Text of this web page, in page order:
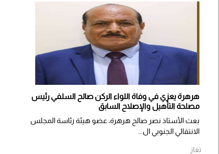
هرهرة يعزي في وفاة اللواء الركن صالح السلفي رئيس
مصلحة التأهيل والإصلاح السابق
بعث الأستاذ نصر صالح هرهرة، عضو هيئة رئاسة المجلس
الانتقالي الجنوبي ال...
تعاز